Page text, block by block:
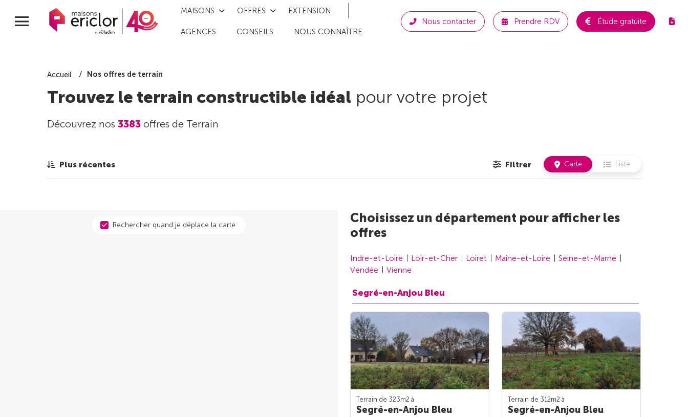
MAISONS OFFRES EXTENSION
AGENCES CONSEILS NOUS CONNAÎTRE
Nous contacter Prendre RDV Étude gratuite
Accueil Nos offres de terrain
Trouvez le terrain constructible idéal pour votre projet
Découvrez nos 3383 offres de Terrain
Plus récentes Filtrer Carte Liste
Rechercher quand je déplace la carte
Choisissez un département pour afficher les
offres
Indre-et-Loire Loir-et-Cher Loiret Maine-et-Loire
Seine-et-Marne
Vendée
Vienne
Segré-en-Anjou Bleu
Terrain de 323m2 à
Segré-en-Anjou Bleu
Terrain de 312m2 à
Segré-en-Anjou Bleu